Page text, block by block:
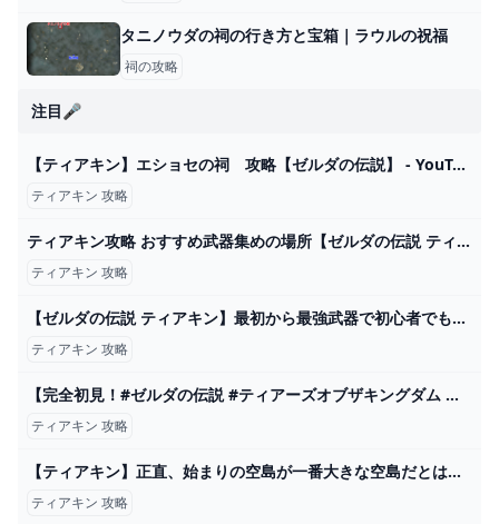
タニノウダの祠の行き方と宝箱｜ラウルの祝福
祠の攻略
注目🎤
【ティアキン】エショセの祠 攻略【ゼルダの伝説】 - YouTube
ティアキン 攻略
ティアキン攻略 おすすめ武器集めの場所【ゼルダの伝説 ティアーズオブザキングダム】
ティアキン 攻略
【ゼルダの伝説 ティアキン】最初から最強武器で初心者でも楽に序盤の攻略をしよう。 無限増殖 ティアーズオブザキングダム Totk - YouTube
ティアキン 攻略
【完全初見！#ゼルダの伝説 #ティアーズオブザキングダム 】ゲルドの街〜石碑/壁画〜雷の神殿まで！これがスムーズ攻略（当社比） 【#ティアキン #totk】 - YouTube
ティアキン 攻略
【ティアキン】正直、始まりの空島が一番大きな空島だとは思わなかった件【ティアーズオブザキングダム】 ゼルダの伝説ティアーズオブザキングダム(ティアキン)攻略まとめ-コログ速報
ティアキン 攻略